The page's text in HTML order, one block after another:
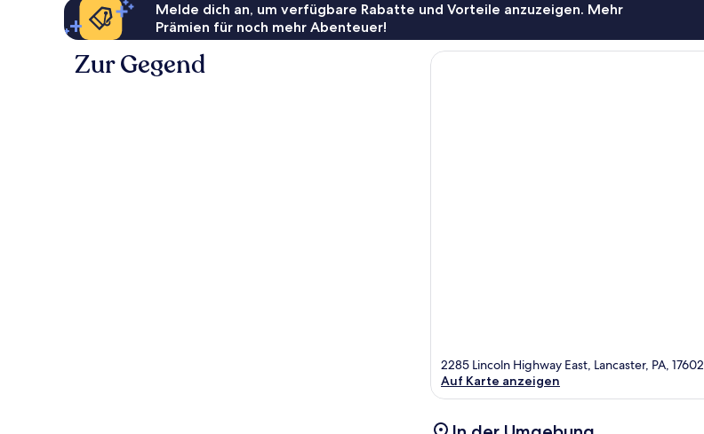
Melde dich an, um verfügbare Rabatte und Vorteile anzuzeigen. Mehr
Prämien für noch mehr Abenteuer!
Zur Gegend
2285 Lincoln Highway East, Lancaster, PA, 17602
Auf Karte anzeigen